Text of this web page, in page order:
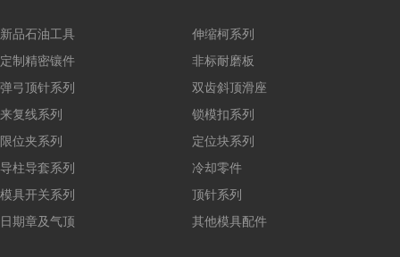
新品石油工具
伸缩柯系列
定制精密镶件
非标耐磨板
弹弓顶针系列
双齿斜顶滑座
来复线系列
锁模扣系列
限位夹系列
定位块系列
导柱导套系列
冷却零件
模具开关系列
顶针系列
日期章及气顶
其他模具配件